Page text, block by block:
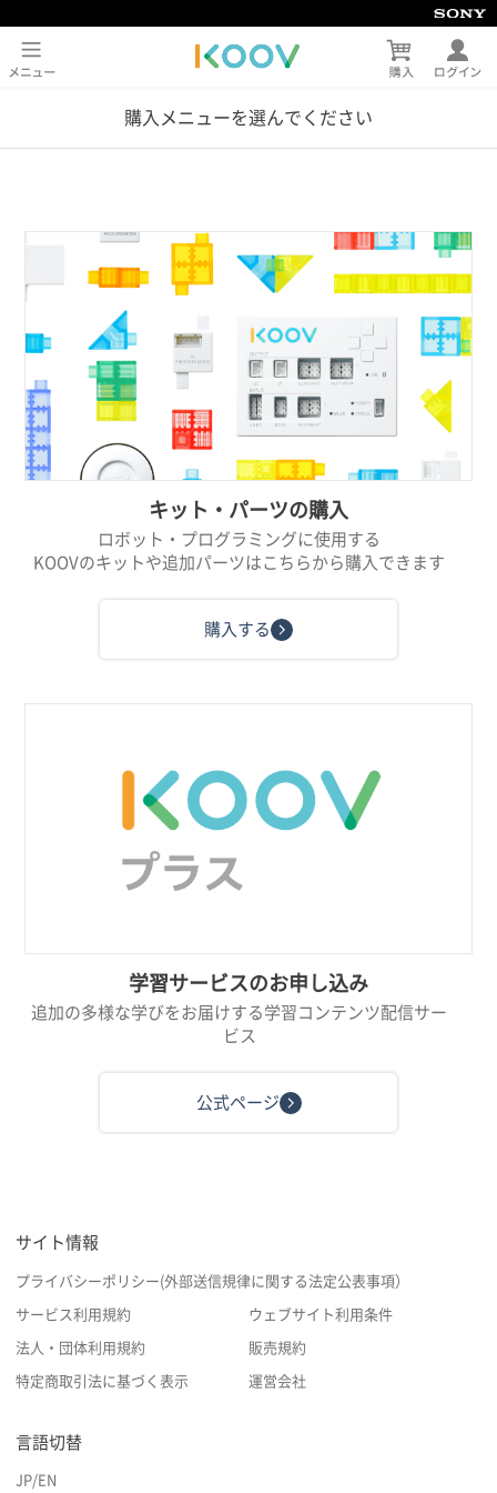
購入メニューを選んでください
キット・パーツの購入
ロボット・プログラミングに使用する
KOOVのキットや追加パーツはこちらから購入できます
購入する
学習サービスのお申し込み
追加の多様な学びをお届けする学習コンテンツ配信サー
ビス
公式ページ
サイト情報
プライバシーポリシー(外部送信規律に関する法定公表事項）
サービス利用規約 ウェブサイト利用条件
法人・団体利用規約 販売規約
特定商取引法に基づく表示 運営会社
言語切替
JP/EN